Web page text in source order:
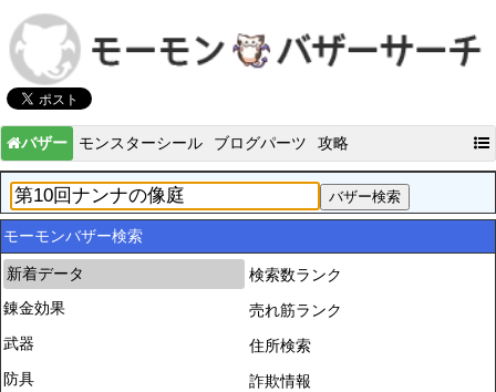
バザー モンスターシール ブログパーツ 攻略
モーモンバザー検索
新着データ
錬金効果
武器
防具
検索数ランク
売れ筋ランク
住所検索
詐欺情報